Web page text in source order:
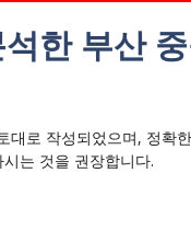
한 부산
대로 작성되었으며, 정확
는 것을 권장합니다.